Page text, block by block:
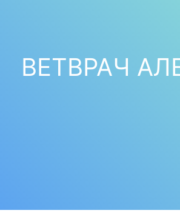
ВЕТВРАЧ